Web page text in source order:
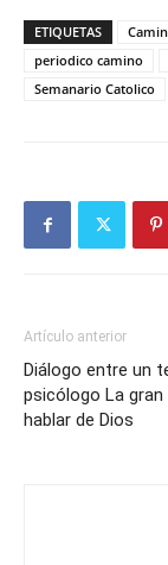
ETIQUETAS
periodico camino
Semanario Catolico
Artículo anterior
Diálogo entre un
psicólogo La
hablar de Dios